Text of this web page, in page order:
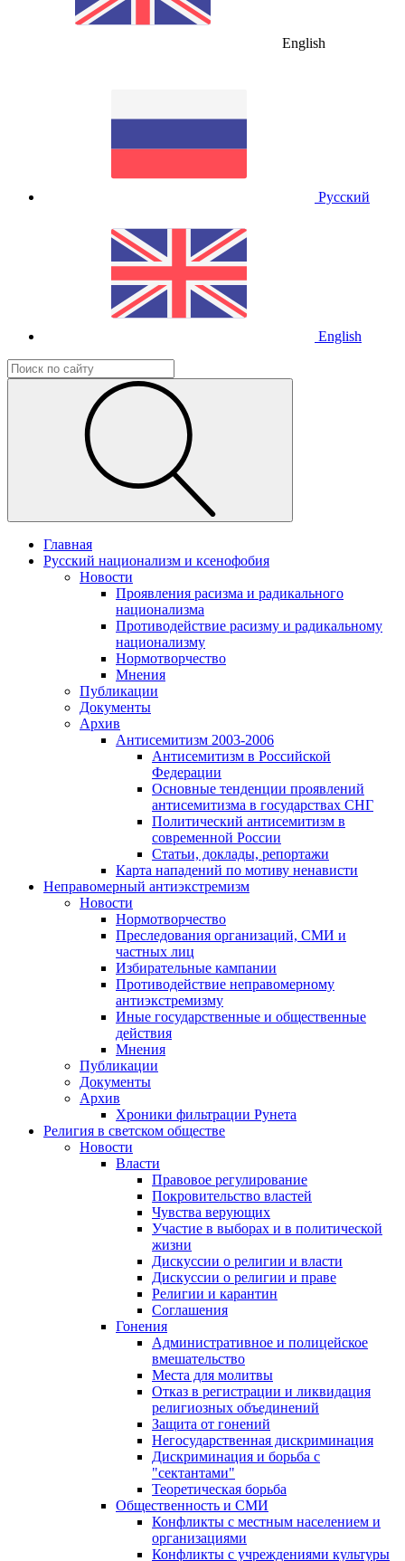
English
Русский
English
Главная
Русский национализм и ксенофобия
Новости
Проявления расизма и радикального
национализма
Противодействие расизму и радикальному
национализму
Нормотворчество
Мнения
Публикации
Документы
Архив
Антисемитизм 2003-2006
Антисемитизм в Российской
Федерации
Основные тенденции проявлений
антисемитизма в государствах СНГ
Политический антисемитизм в
современной России
Статьи, доклады, репортажи
Карта нападений по мотиву ненависти
Неправомерный антиэкстремизм
Новости
Нормотворчество
Преследования организаций, СМИ и
частных лиц
Избирательные кампании
Противодействие неправомерному
антиэкстремизму
Иные государственные и общественные
действия
Мнения
Публикации
Документы
Архив
Хроники фильтрации Рунета
Религия в светском обществе
Новости
Власти
Правовое регулирование
Покровительство властей
Чувства верующих
Участие в выборах и в политической
жизни
Дискуссии о религии и власти
Дискуссии о религии и праве
Религии и карантин
Соглашения
Гонения
Административное и полицейское
вмешательство
Места для молитвы
Отказ в регистрации и ликвидация
религиозных объединений
Защита от гонений
Негосударственная дискриминация
Дискриминация и борьба с
"сектантами"
Теоретическая борьба
Общественность и СМИ
Конфликты с местным населением и
организациями
Конфликты с учреждениями культуры